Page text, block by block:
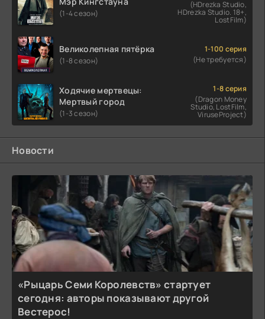
(1-4 сезон)
(HDrezka Studio,
HDrezka Studio. 18+,
LostFilm)
Великолепная пятёрка
(1-8 сезон)
1-100 серия
(Не требуется)
Ходячие мертвецы:
Мертвый город
(1-3 сезон)
1-8 серия
(Dragon Money
Studio, LostFilm,
ViruseProject)
Новости
«Рыцарь Семи Королевств» стартует
сегодня: авторы показывают другой
Вестерос!